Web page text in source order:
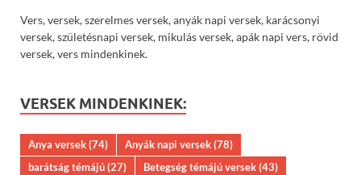
Vers, versek, szerelmes versek, anyák napi versek, karácsonyi
versek, születésnapi versek, mikulás versek, apák napi vers, rövid
versek, vers mindenkinek.
VERSEK MINDENKINEK:
Anya versek(74) Anyák napi versek(78)
barátság témájú(27) Betegség témájú versek(43)